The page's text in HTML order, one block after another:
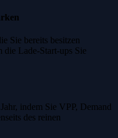
Sie bereits besitzen
die Lade-Start-ups Sie
indem Sie VPP, Demand
des reinen